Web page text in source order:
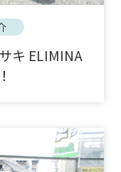
キ ELIMINA